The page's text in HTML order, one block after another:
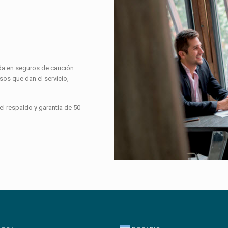
en seguros de caución
que dan el servicio,
respaldo y garantía de 50